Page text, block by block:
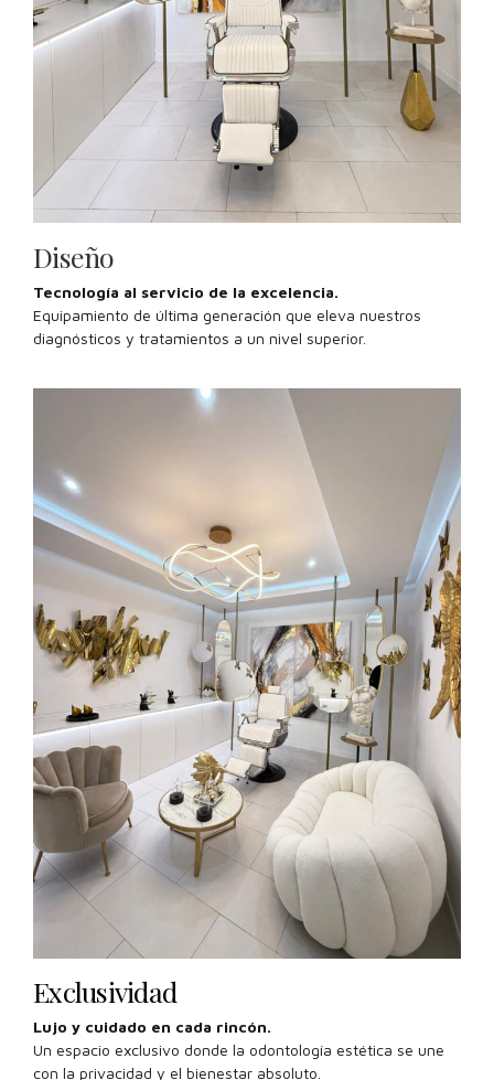
Diseño
Tecnología al servicio de la excelencia.
Equipamiento de última generación que eleva nuestros
diagnósticos y tratamientos a un nivel superior.
Exclusividad
Lujo y cuidado en cada rincón.
Un espacio exclusivo donde la odontología estética se une
con la privacidad y el bienestar absoluto.